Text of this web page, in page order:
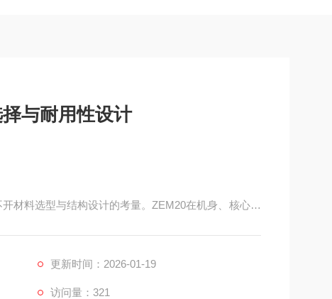
与耐用性设计
材料选型与结构设计的考量。ZEM20在机身、核心部
更新时间：2026-01-19
访问量：321